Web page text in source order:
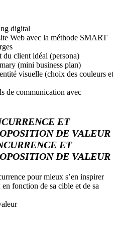
digital
Web avec la méthode SMART
client idéal (persona)
(mini business plan)
visuelle (choix des couleurs et
de communication avec
ET
DE VALEUR
ET
DE VALEUR
pour mieux s’en inspirer
fonction de sa cible et de sa